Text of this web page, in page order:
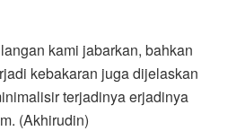
kami jabarkan, bahkan
kebakaran juga dijelaskan
terjadinya erjadinya
(Akhirudin)